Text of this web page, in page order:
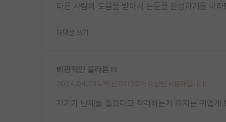
다른 사람의 도움을 받아서 논문을 완성하기를 바
대댓글 쓰기
비관적인 플라톤
누적 신고가 20개 이상인 사용자입니다.
자기가 난제를 풀었다고 착각하는거 까지는 귀엽게